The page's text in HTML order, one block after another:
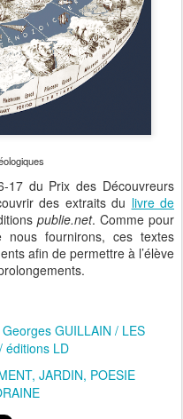
17 du Prix des Découvreurs
des extraits du livre de
publie.net. Comme pour
fournirons, ces textes
afin de permettre à l’élève
Georges GUILLAIN / LES
éditions LD
JARDIN POESIE